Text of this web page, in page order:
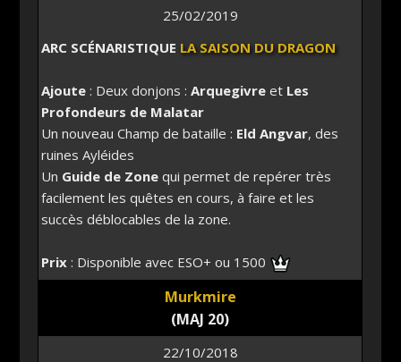
25/02/2019
ARC SCÉNARISTIQUE LA SAISON DU DRAGON
Ajoute: Deux donjons :Arquegivre et Les
Profondeurs de Malatar
Un nouveau Champ de bataille : Eld Angvar, des
ruines Ayléides
Un Guide de Zone qui permet de repérer très
facilement les quêtes en cours, à faire et les
succès déblocables de la zone.
Prix: Disponible avec ESO+ ou 1500
Murkmire
(MAJ 20)
22/10/2018